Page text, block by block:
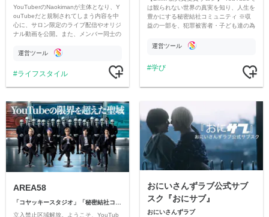
YouTuberのNaokimanが主体となり、Y
ouTubeだと規制されてしまう内容を中
心に、サロン限定のライブ配信やオリジ
ナル動画を公開。また、メンバー同士の
ただいています。
運営ツール
ライフスタイル
は観られない世界の真実を知り、人生を
豊かにする秘密結社コミュニティ ※収
益の一部を、犯罪被害者・子ども達の為
す運営ツール
学び
AREA58
立入禁止区域解放。ようこそ、YouTub
おにいさんずラブ公式サブ
スク『おにサブ』
おにいさんずラブ